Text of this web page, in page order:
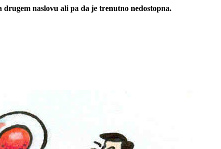
naslovu ali pa da je trenutno nedostopna.